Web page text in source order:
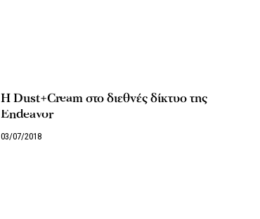
Η Dust+Cream στο διεθνές δίκτυο της
Endeavor
03/07/2018